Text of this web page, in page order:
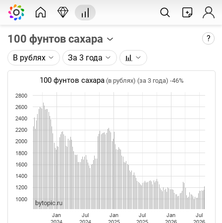
100 фунтов сахара ?
Описание графика:
Цена фьючерса на сахар, торгуемого на ICE.
Каждая точка на графике - цена закрытия дня,
недели или месяца. Оптимальный таймфрейм
(день, неделя, месяц) подбирается автоматически
при изменении глубины графика.
Данные добавляются ежедневно.
В рублях За 3 года
100 фунтов сахара (в рублях) (за 3 года) -46%
Jan
Jan
Jan
Jul
Jul
Jul
1000
1200
1400
1600
1800
2000
2200
2400
2600
2800
bytopic.ru